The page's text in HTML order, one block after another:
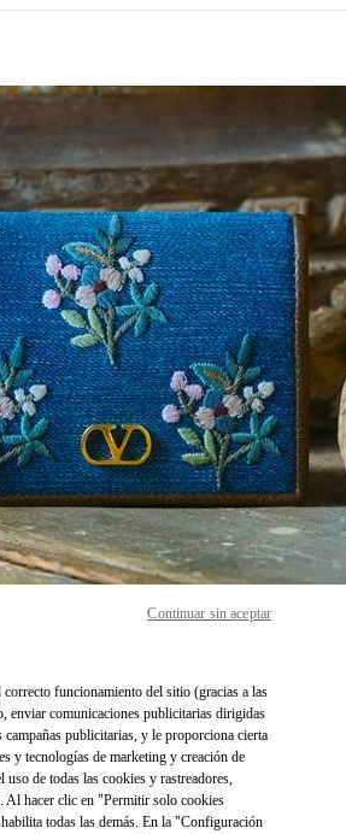
Link Opens in New Tab
funcionamiento del sitio (gracias a las
enviar comunicaciones publicitarias dirigidas
publicitarias, y le proporciona cierta
y tecnologías de marketing y creación de
de todas las cookies y rastreadores,
Al hacer clic en "Permitir solo cookies
todas las demás. En la "Configuración
Continuar sin aceptar